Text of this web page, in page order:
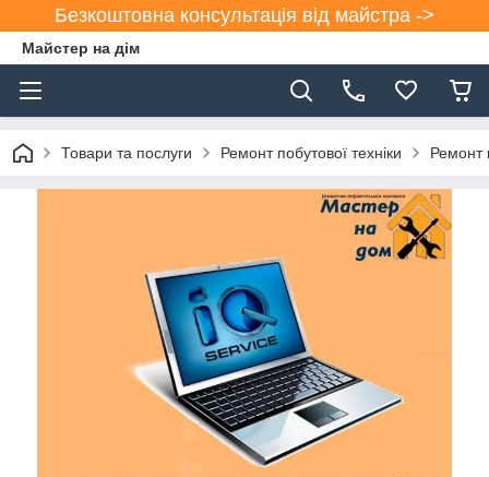
Безкоштовна консультація від майстра ->
Майстер на дім
Товари та послуги Ремонт побутової техніки Ремонт